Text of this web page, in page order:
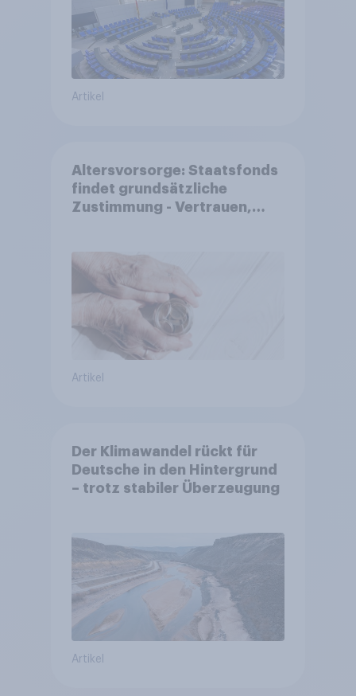
Artikel
Altersvorsorge: Staatsfonds
findet grundsätzliche
Zustimmung - Vertrauen,
Akzeptanz
Artikel
Der Klimawandel rückt für
Deutsche in den Hintergrund
– trotz stabiler Überzeugung
Artikel